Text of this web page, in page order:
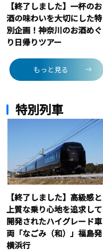
【終了しました】一杯のお
酒の味わいを大切にした特
別企画！神奈川のお酒めぐ
り日帰りツアー
もっと見る
特別列車
【終了しました】高級感と
上質な乗り心地を追求して
開発されたハイグレード車
両「なごみ（和）」福島発
横浜行